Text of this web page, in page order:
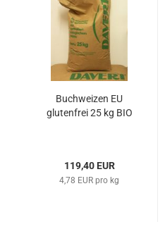
Buchweizen EU
glutenfrei 25 kg BIO
119,40 EUR
4,78 EUR pro kg